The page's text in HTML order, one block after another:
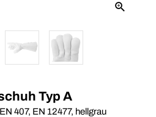
Typ A
407, EN 12477, hellgrau